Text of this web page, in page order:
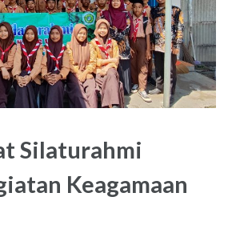
Silaturahmi
Keagamaan